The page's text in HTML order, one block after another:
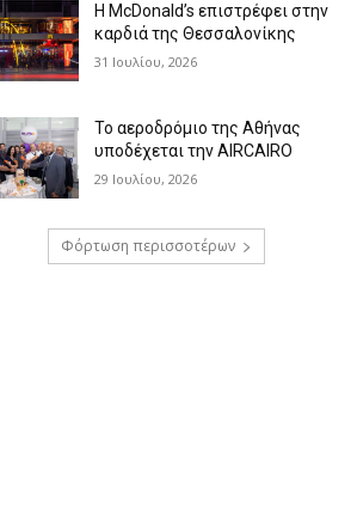
Η McDonald’s επιστρέφει στην
καρδιά της Θεσσαλονίκης
31 Ιουλίου, 2026
Το αεροδρόμιο της Αθήνας
υποδέχεται την AIRCAIRO
29 Ιουλίου, 2026
Φόρτωση περισσοτέρων